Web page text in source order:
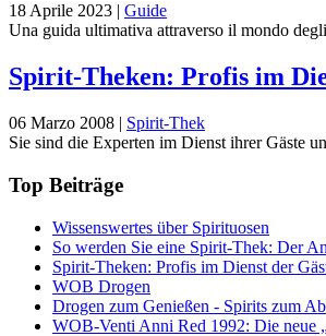
18 Aprile 2023 | Guide
Una guida ultimativa attraverso il mondo
Spirit-Theken: Profis im
06 Marzo 2008 | Spirit-Thek
Sie sind die Experten im Dienst ihrer Gäste
Top Beiträge
Wissenswertes über Spirituosen
So werden Sie eine Spirit-Thek: Der
Spirit-Theken: Profis im Dienst der
WOB Drogen
Drogen zum Genießen - Spirits zum
WOB-Venti Anni Red 1992: Die neue